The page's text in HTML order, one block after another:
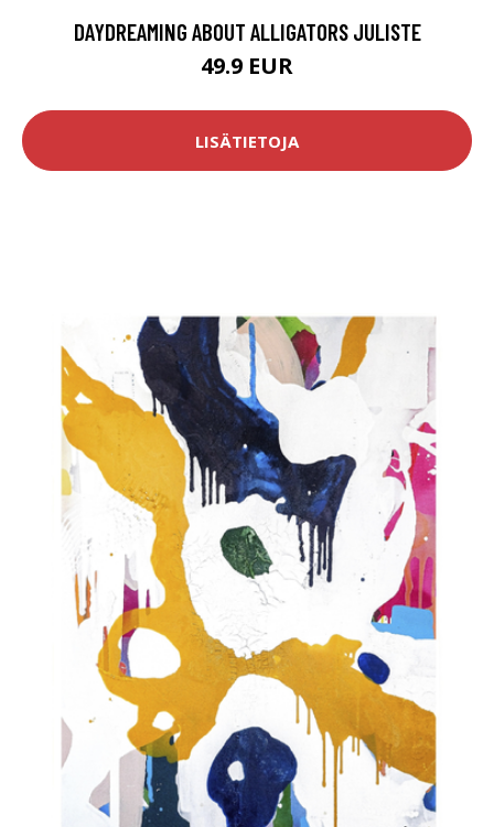
DAYDREAMING ABOUT ALLIGATORS JULISTE
49.9 EUR
LISÄTIETOJA